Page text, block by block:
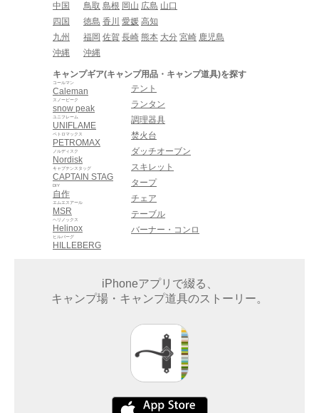
中国
鳥取 島根 岡山 広島 山口
四国
徳島 香川 愛媛 高知
九州
福岡 佐賀 長崎 熊本 大分 宮崎 鹿児島
沖縄
沖縄
キャンプギア(キャンプ用品・キャンプ道具)を探す
Caleman
コールマン
snow peak
スノーピーク
UNIFLAME
ユニフレーム
PETROMAX
ペトロマックス
Nordisk
ノルディスク
CAPTAIN STAG
キャプテンスタッグ
自作
DIY
MSR
エムエスアール
Helinox
ヘリノックス
HILLEBERG
ヒルバーグ
テント
ランタン
調理器具
焚火台
ダッチオーブン
スキレット
タープ
チェア
テーブル
バーナー・コンロ
iPhoneアプリで綴る、
キャンプ場・キャンプ道具のストーリー。